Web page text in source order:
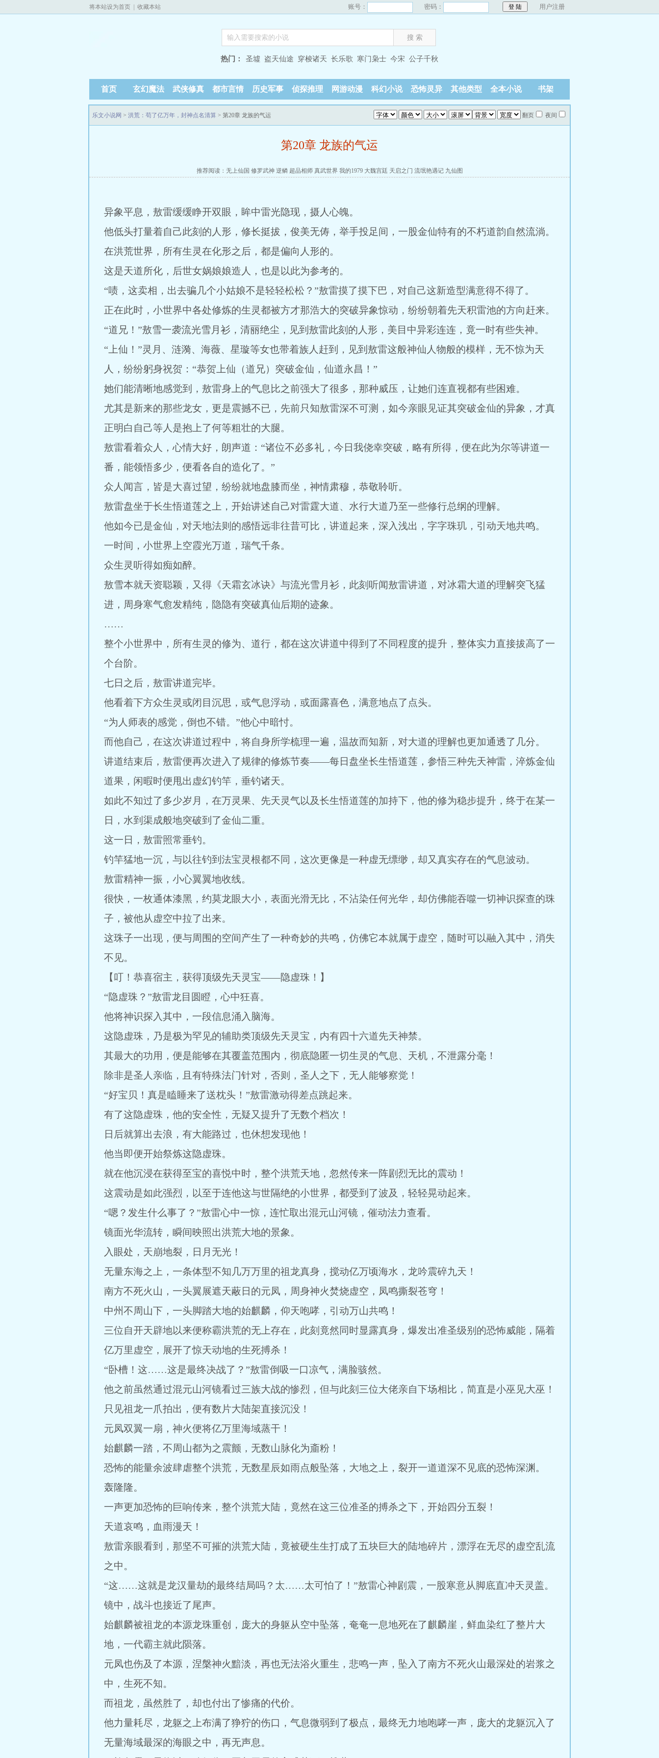
将本站设为首页 收藏本站 账号： 密码： 用户注册
热门： 圣墟 盗天仙途 穿梭诸天 长乐歌 寒门枭士 今宋 公子千秋
首页 玄幻魔法 武侠修真 都市言情 历史军事 侦探推理 网游动漫 科幻小说 恐怖灵异 其他类型 全本小说 书架
乐文小说网 > 洪荒：苟了亿万年，封神点名清算 > 第20章 龙族的气运 翻页 夜间
第20章 龙族的气运
推荐阅读： 无上仙国 修罗武神 逆鳞 超品相师 真武世界 我的1979 大魏宫廷 天启之门 流氓艳遇记 九仙图
异象平息，敖雷缓缓睁开双眼，眸中雷光隐现，摄人心魄。
他低头打量着自己此刻的人形，修长挺拔，俊美无俦，举手投足间，一股金仙特有的不朽道韵自然流淌。
在洪荒世界，所有生灵在化形之后，都是偏向人形的。
这是天道所化，后世女娲娘娘造人，也是以此为参考的。
“啧，这卖相，出去骗几个小姑娘不是轻轻松松？”敖雷摸了摸下巴，对自己这新造型满意得不得了。
正在此时，小世界中各处修炼的生灵都被方才那浩大的突破异象惊动，纷纷朝着先天积雷池的方向赶来。
“道兄！”敖雪一袭流光雪月衫，清丽绝尘，见到敖雷此刻的人形，美目中异彩连连，竟一时有些失神。
“上仙！”灵月、涟漪、海薇、星璇等女也带着族人赶到，见到敖雷这般神仙人物般的模样，无不惊为天
人，纷纷躬身祝贺：“恭贺上仙（道兄）突破金仙，仙道永昌！”
她们能清晰地感觉到，敖雷身上的气息比之前强大了很多，那种威压，让她们连直视都有些困难。
尤其是新来的那些龙女，更是震撼不已，先前只知敖雷深不可测，如今亲眼见证其突破金仙的异象，才真
正明白自己等人是抱上了何等粗壮的大腿。
敖雷看着众人，心情大好，朗声道：“诸位不必多礼，今日我侥幸突破，略有所得，便在此为尔等讲道一
番，能领悟多少，便看各自的造化了。”
众人闻言，皆是大喜过望，纷纷就地盘膝而坐，神情肃穆，恭敬聆听。
敖雷盘坐于长生悟道莲之上，开始讲述自己对雷霆大道、水行大道乃至一些修行总纲的理解。
他如今已是金仙，对天地法则的感悟远非往昔可比，讲道起来，深入浅出，字字珠玑，引动天地共鸣。
一时间，小世界上空霞光万道，瑞气千条。
众生灵听得如痴如醉。
敖雪本就天资聪颖，又得《天霜玄冰诀》与流光雪月衫，此刻听闻敖雷讲道，对冰霜大道的理解突飞猛
进，周身寒气愈发精纯，隐隐有突破真仙后期的迹象。
……
整个小世界中，所有生灵的修为、道行，都在这次讲道中得到了不同程度的提升，整体实力直接拔高了一
个台阶。
七日之后，敖雷讲道完毕。
他看着下方众生灵或闭目沉思，或气息浮动，或面露喜色，满意地点了点头。
“为人师表的感觉，倒也不错。”他心中暗忖。
而他自己，在这次讲道过程中，将自身所学梳理一遍，温故而知新，对大道的理解也更加通透了几分。
讲道结束后，敖雷便再次进入了规律的修炼节奏——每日盘坐长生悟道莲，参悟三种先天神雷，淬炼金仙
道果，闲暇时便甩出虚幻钓竿，垂钓诸天。
如此不知过了多少岁月，在万灵果、先天灵气以及长生悟道莲的加持下，他的修为稳步提升，终于在某一
日，水到渠成般地突破到了金仙二重。
这一日，敖雷照常垂钓。
钓竿猛地一沉，与以往钓到法宝灵根都不同，这次更像是一种虚无缥缈，却又真实存在的气息波动。
敖雷精神一振，小心翼翼地收线。
很快，一枚通体漆黑，约莫龙眼大小，表面光滑无比，不沾染任何光华，却仿佛能吞噬一切神识探查的珠
子，被他从虚空中拉了出来。
这珠子一出现，便与周围的空间产生了一种奇妙的共鸣，仿佛它本就属于虚空，随时可以融入其中，消失
不见。
【叮！恭喜宿主，获得顶级先天灵宝——隐虚珠！】
“隐虚珠？”敖雷龙目圆瞪，心中狂喜。
他将神识探入其中，一段信息涌入脑海。
这隐虚珠，乃是极为罕见的辅助类顶级先天灵宝，内有四十六道先天神禁。
其最大的功用，便是能够在其覆盖范围内，彻底隐匿一切生灵的气息、天机，不泄露分毫！
除非是圣人亲临，且有特殊法门针对，否则，圣人之下，无人能够察觉！
“好宝贝！真是瞌睡来了送枕头！”敖雷激动得差点跳起来。
有了这隐虚珠，他的安全性，无疑又提升了无数个档次！
日后就算出去浪，有大能路过，也休想发现他！
他当即便开始祭炼这隐虚珠。
就在他沉浸在获得至宝的喜悦中时，整个洪荒天地，忽然传来一阵剧烈无比的震动！
这震动是如此强烈，以至于连他这与世隔绝的小世界，都受到了波及，轻轻晃动起来。
“嗯？发生什么事了？”敖雷心中一惊，连忙取出混元山河镜，催动法力查看。
镜面光华流转，瞬间映照出洪荒大地的景象。
入眼处，天崩地裂，日月无光！
无量东海之上，一条体型不知几万万里的祖龙真身，搅动亿万顷海水，龙吟震碎九天！
南方不死火山，一头翼展遮天蔽日的元凤，周身神火焚烧虚空，凤鸣撕裂苍穹！
中州不周山下，一头脚踏大地的始麒麟，仰天咆哮，引动万山共鸣！
三位自开天辟地以来便称霸洪荒的无上存在，此刻竟然同时显露真身，爆发出准圣级别的恐怖威能，隔着
亿万里虚空，展开了惊天动地的生死搏杀！
“卧槽！这……这是最终决战了？”敖雷倒吸一口凉气，满脸骇然。
他之前虽然通过混元山河镜看过三族大战的惨烈，但与此刻三位大佬亲自下场相比，简直是小巫见大巫！
只见祖龙一爪拍出，便有数片大陆架直接沉没！
元凤双翼一扇，神火便将亿万里海域蒸干！
始麒麟一踏，不周山都为之震颤，无数山脉化为齑粉！
恐怖的能量余波肆虐整个洪荒，无数星辰如雨点般坠落，大地之上，裂开一道道深不见底的恐怖深渊。
轰隆隆。
一声更加恐怖的巨响传来，整个洪荒大陆，竟然在这三位准圣的搏杀之下，开始四分五裂！
天道哀鸣，血雨漫天！
敖雷亲眼看到，那坚不可摧的洪荒大陆，竟被硬生生打成了五块巨大的陆地碎片，漂浮在无尽的虚空乱流
之中。
“这……这就是龙汉量劫的最终结局吗？太……太可怕了！”敖雷心神剧震，一股寒意从脚底直冲天灵盖。
镜中，战斗也接近了尾声。
始麒麟被祖龙的本源龙珠重创，庞大的身躯从空中坠落，奄奄一息地死在了麒麟崖，鲜血染红了整片大
地，一代霸主就此陨落。
元凤也伤及了本源，涅槃神火黯淡，再也无法浴火重生，悲鸣一声，坠入了南方不死火山最深处的岩浆之
中，生死不知。
而祖龙，虽然胜了，却也付出了惨痛的代价。
他力量耗尽，龙躯之上布满了狰狞的伤口，气息微弱到了极点，最终无力地咆哮一声，庞大的龙躯沉入了
无量海域最深的海眼之中，再无声息。